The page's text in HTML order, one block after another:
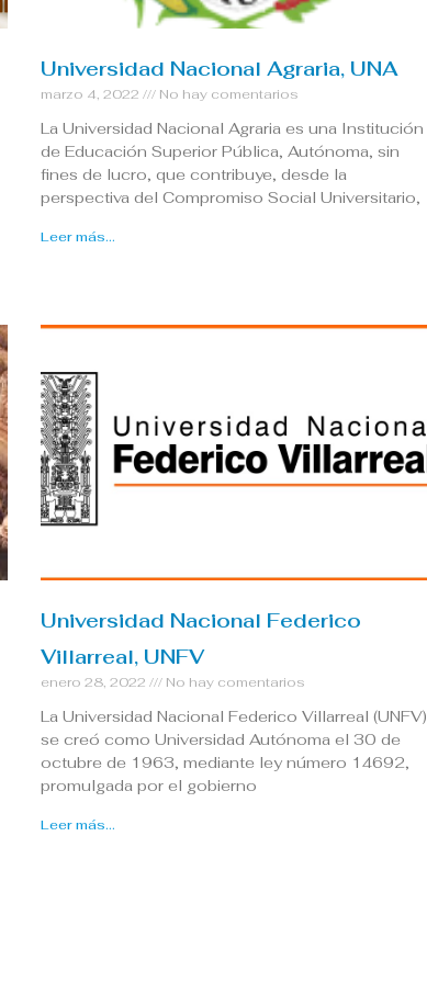
Universidad Nacional Agraria, UNA
marzo 4, 2022 No hay comentarios
La Universidad Nacional Agraria es una Institución
de Educación Superior Pública, Autónoma, sin
fines de lucro, que contribuye, desde la
perspectiva del Compromiso Social Universitario,
Leer más...
Universidad Nacional Federico
Villarreal, UNFV
enero 28, 2022 No hay comentarios
La Universidad Nacional Federico Villarreal (UNFV)
se creó como Universidad Autónoma el 30 de
octubre de 1963, mediante ley número 14692,
promulgada por el gobierno
Leer más...